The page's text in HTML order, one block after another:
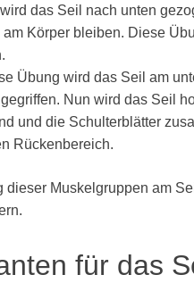
das Seil nach unten
Körper bleiben. Diese
Übung wird das Seil am
Nun wird das Seil
und die Schulterblätter
Rückenbereich.
dieser Muskelgruppen am
für das